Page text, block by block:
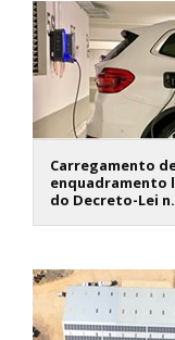
Carregamento
enquadramento
do Decreto-Lei